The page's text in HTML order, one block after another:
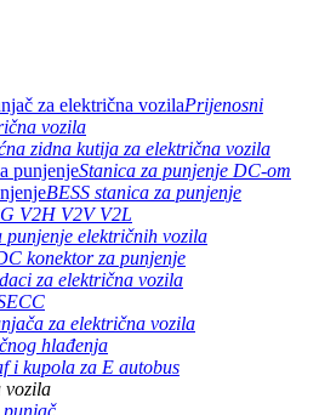
Prijenosni
vozila
zidna kutija za električna vozila
Stanica za punjenje DC-om
BESS stanica za punjenje
V2H V2V V2L
punjenje električnih vozila
konektor za punjenje
za električna vozila
za električna vozila
hlađenja
i kupola za E autobus
vozila
punjač